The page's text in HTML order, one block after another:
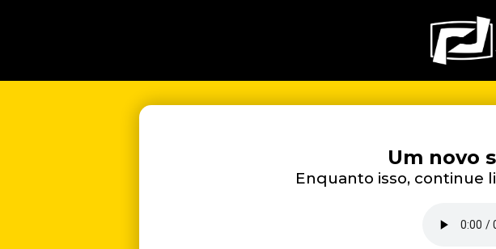
Um novo
Enquanto isso, continue